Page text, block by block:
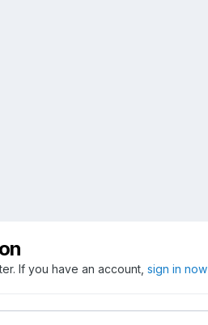
If you have an account, sign in now